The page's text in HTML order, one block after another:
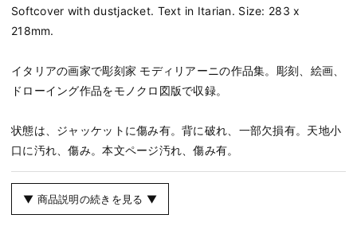
Softcover with dustjacket. Text in Itarian. Size: 283 x
218mm.
イタリアの画家で彫刻家 モディリアーニの作品集。彫刻、絵画、
ドローイング作品をモノクロ図版で収録。
状態は、ジャッケットに傷み有。背に破れ、一部欠損有。天地小
口に汚れ、傷み。本文ページ汚れ、傷み有。
▼ 商品説明の続きを見る ▼